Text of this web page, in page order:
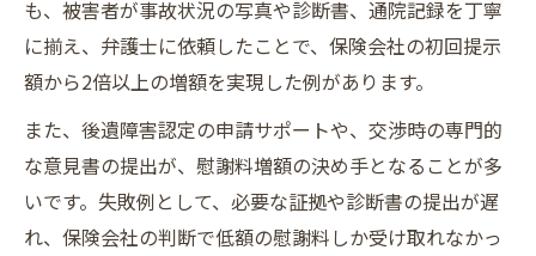
も、被害者が事故状況の写真や診断書、通院記録を丁寧
に揃え、弁護士に依頼したことで、保険会社の初回提示
額から2倍以上の増額を実現した例があります。
また、後遺障害認定の申請サポートや、交渉時の専門的
な意見書の提出が、慰謝料増額の決め手となることが多
いです。失敗例として、必要な証拠や診断書の提出が遅
れ、保険会社の判断で低額の慰謝料しか受け取れなかっ